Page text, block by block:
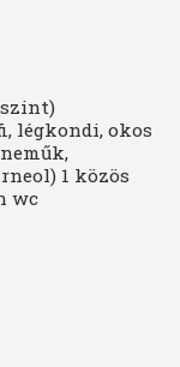
légkondi, okos
1 közös
wc